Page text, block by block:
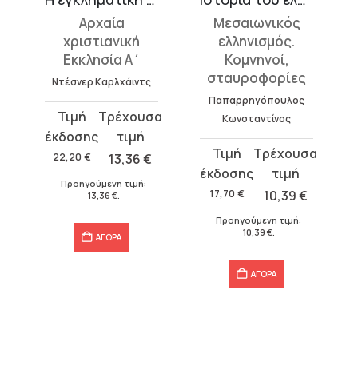
Αρχαία
χριστιανική
Εκκλησία Α΄
Ντέσνερ Καρλχάιντς
22,20 €
Original
price
was:
13,36€
τρέχουσα
τιμή
13,36 €.
Προηγούμενη τιμή:
13,36 €.
ΑΓΟΡΑ
Μεσαιωνικός
ελληνισμός.
Κομνηνοί,
σταυροφορίες
Παπαρρηγόπουλος
Κωνσταντίνος
17,70 €
Original
price
was:
10,39€
τρέχουσα
τιμή
10,39 €.
Προηγούμενη τιμή:
10,39 €.
ΑΓΟΡΑ